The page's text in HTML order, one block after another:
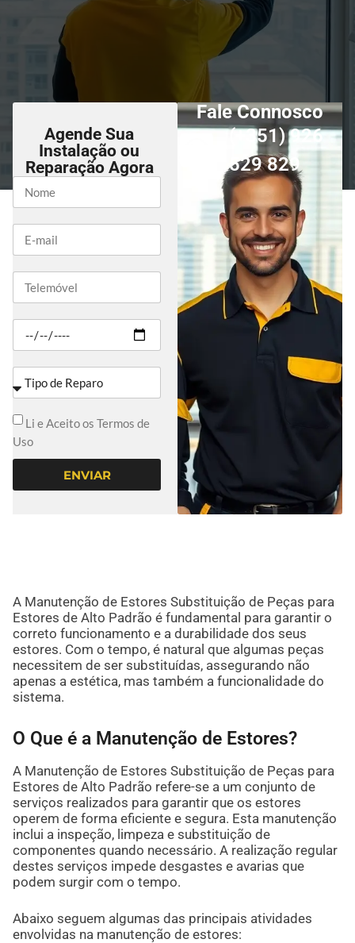
Agende Sua
Instalação ou
Reparação Agora
Li e Aceito os Termos de
Uso
ENVIAR
Fale Connosco
(+351) 926
529 829
A Manutenção de Estores Substituição de Peças para
Estores de Alto Padrão é fundamental para garantir o
correto funcionamento e a durabilidade dos seus
estores. Com o tempo, é natural que algumas peças
necessitem de ser substituídas, assegurando não
apenas a estética, mas também a funcionalidade do
sistema.
O Que é a Manutenção de Estores?
A Manutenção de Estores Substituição de Peças para
Estores de Alto Padrão refere-se a um conjunto de
serviços realizados para garantir que os estores
operem de forma eficiente e segura. Esta manutenção
inclui a inspeção, limpeza e substituição de
componentes quando necessário. A realização regular
destes serviços impede desgastes e avarias que
podem surgir com o tempo.
Abaixo seguem algumas das principais atividades
envolvidas na manutenção de estores: